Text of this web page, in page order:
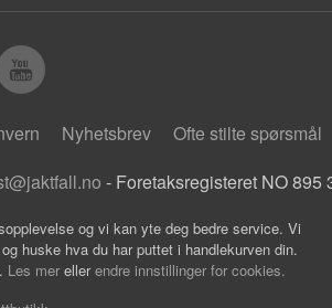
Nyhetsbrev
Ofte stilte spørsmål
- Foretaksregisteret NO 895
og vi kan yte deg bedre service. Vi
huske hva du har puttet i handlekurven din.
Les mer ellerendre innstillinger for cookies.